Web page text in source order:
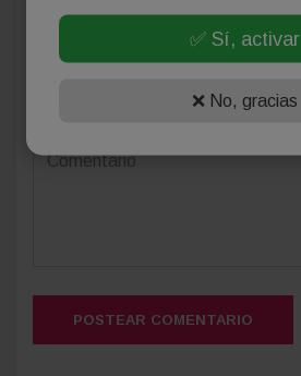
(Su email no será publicado)
POSTEAR COMENTARIO
✅ Sí, activar
❌ No, gracias